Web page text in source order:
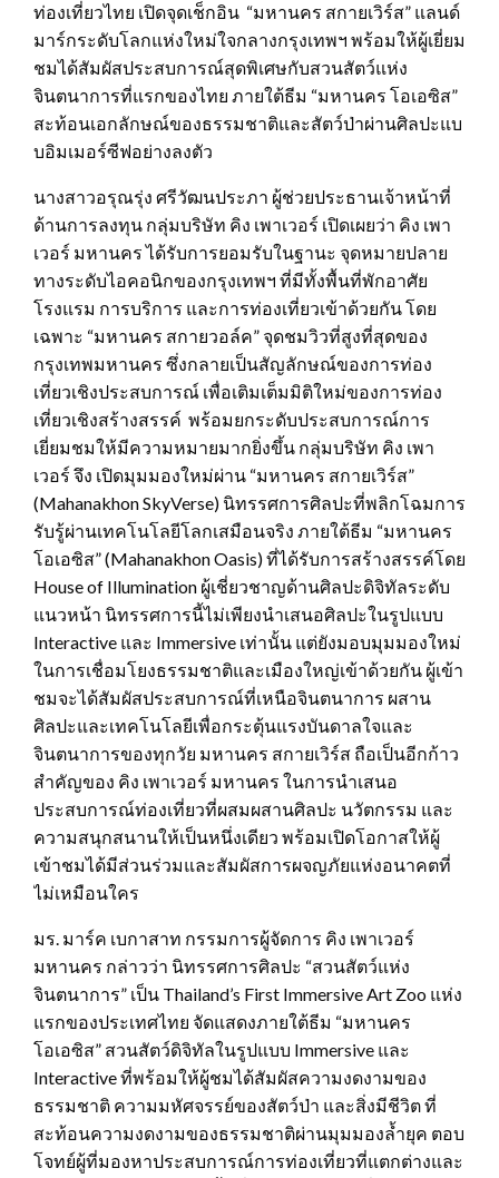
ท่องเที่ยวไทย เปิดจุดเช็กอิน “มหานคร สกายเวิร์ส” แลนด์
มาร์กระดับโลกแห่งใหม่ใจกลางกรุงเทพฯ พร้อมให้ผู้เยี่ยม
ชมได้สัมผัสประสบการณ์สุดพิเศษกับสวนสัตว์แห่ง
จินตนาการที่แรกของไทย ภายใต้ธีม “มหานคร โอเอซิส”
สะท้อนเอกลักษณ์ของธรรมชาติและสัตว์ป่าผ่านศิลปะแบ
บอิมเมอร์ซีฟอย่างลงตัว
นางสาวอรุณรุ่ง ศรีวัฒนประภา ผู้ช่วยประธานเจ้าหน้าที่
ด้านการลงทุน กลุ่มบริษัท คิง เพาเวอร์ เปิดเผยว่า คิง เพา
เวอร์ มหานคร ได้รับการยอมรับในฐานะ จุดหมายปลาย
ทางระดับไอคอนิกของกรุงเทพฯ ที่มีทั้งพื้นที่พักอาศัย
โรงแรม การบริการ และการท่องเที่ยวเข้าด้วยกัน โดย
เฉพาะ “มหานคร สกายวอล์ค” จุดชมวิวที่สูงที่สุดของ
กรุงเทพมหานคร ซึ่งกลายเป็นสัญลักษณ์ของการท่อง
เที่ยวเชิงประสบการณ์ เพื่อเติมเต็มมิติใหม่ของการท่อง
เที่ยวเชิงสร้างสรรค์ พร้อมยกระดับประสบการณ์การ
เยี่ยมชมให้มีความหมายมากยิ่งขึ้น กลุ่มบริษัท คิง เพา
เวอร์ จึง เปิดมุมมองใหม่ผ่าน “มหานคร สกายเวิร์ส”
(Mahanakhon SkyVerse) นิทรรศการศิลปะที่พลิกโฉมการ
รับรู้ผ่านเทคโนโลยีโลกเสมือนจริง ภายใต้ธีม “มหานคร
โอเอซิส” (Mahanakhon Oasis) ที่ได้รับการสร้างสรรค์โดย
House of Illumination ผู้เชี่ยวชาญด้านศิลปะดิจิทัลระดับ
แนวหน้า นิทรรศการนี้ไม่เพียงนำเสนอศิลปะในรูปแบบ
Interactive และ Immersive เท่านั้น แต่ยังมอบมุมมองใหม่
ในการเชื่อมโยงธรรมชาติและเมืองใหญ่เข้าด้วยกัน ผู้เข้า
ชมจะได้สัมผัสประสบการณ์ที่เหนือจินตนาการ ผสาน
ศิลปะและเทคโนโลยีเพื่อกระตุ้นแรงบันดาลใจและ
จินตนาการของทุกวัย มหานคร สกายเวิร์ส ถือเป็นอีกก้าว
สำคัญของ คิง เพาเวอร์ มหานคร ในการนำเสนอ
ประสบการณ์ท่องเที่ยวที่ผสมผสานศิลปะ นวัตกรรม และ
ความสนุกสนานให้เป็นหนึ่งเดียว พร้อมเปิดโอกาสให้ผู้
เข้าชมได้มีส่วนร่วมและสัมผัสการผจญภัยแห่งอนาคตที่
ไม่เหมือนใคร
มร. มาร์ค เบกาสาท กรรมการผู้จัดการ คิง เพาเวอร์
มหานคร กล่าวว่า นิทรรศการศิลปะ “สวนสัตว์แห่ง
จินตนาการ” เป็น Thailand’s First Immersive Art Zoo แห่ง
แรกของประเทศไทย จัดแสดงภายใต้ธีม “มหานคร
โอเอซิส” สวนสัตว์ดิจิทัลในรูปแบบ Immersive และ
Interactive ที่พร้อมให้ผู้ชมได้สัมผัสความงดงามของ
ธรรมชาติ ความมหัศจรรย์ของสัตว์ป่า และสิ่งมีชีวิต ที่
สะท้อนความงดงามของธรรมชาติผ่านมุมมองล้ำยุค ตอบ
โจทย์ผู้ที่มองหาประสบการณ์การท่องเที่ยวที่แตกต่างและ